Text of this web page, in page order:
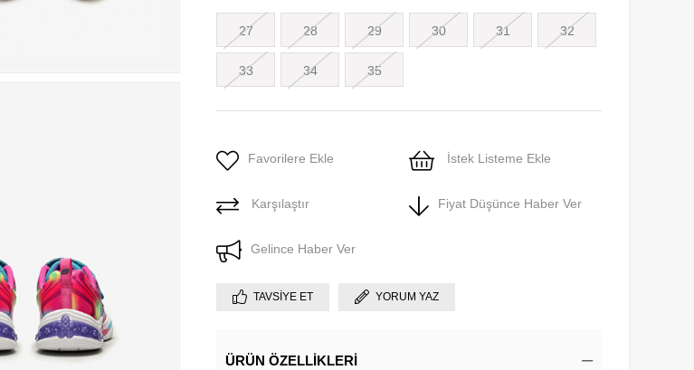
27 28 29 30 31 32
33 34 35
Favorilere Ekle İstek Listeme Ekle
Karşılaştır Fiyat Düşünce Haber Ver
Gelince Haber Ver
TAVSIYE ET YORUM YAZ
ÜRÜN ÖZELLIKLERI